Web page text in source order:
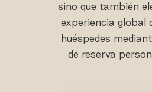
sino que también
experiencia global
huéspedes
de reserva